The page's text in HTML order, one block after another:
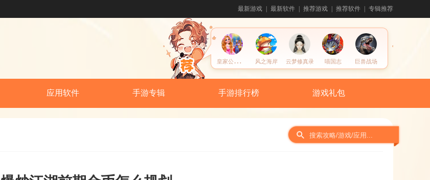
最新游戏 最新软件 推荐游戏 推荐软件 专辑推荐
皇
家公主女保镖 风之海岸 云梦修真录 喵国志 巨兽战场
应用软件 手游专辑 手游排行榜 游戏礼包